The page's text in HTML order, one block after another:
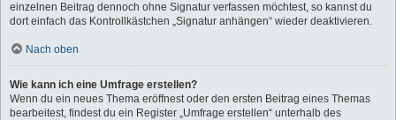
einzelnen Beitrag dennoch ohne Signatur verfassen möchtest, so kannst du
dort einfach das Kontrollkästchen „Signatur anhängen“ wieder deaktivieren.
Nach oben
Wie kann ich eine Umfrage erstellen?
Wenn du ein neues Thema eröffnest oder den ersten Beitrag eines Themas
bearbeitest, findest du ein Register „Umfrage erstellen“ unterhalb des